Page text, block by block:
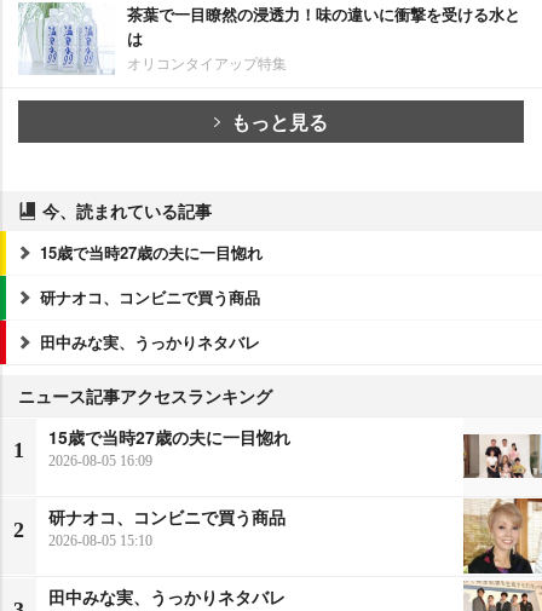
茶葉で一目瞭然の浸透力！味の違いに衝撃を受ける水と
は
オリコンタイアップ特集
もっと見る
今、読まれている記事
15歳で当時27歳の夫に一目惚れ
研ナオコ、コンビニで買う商品
田中みな実、うっかりネタバレ
ニュース記事アクセスランキング
1
15歳で当時27歳の夫に一目惚れ
2026-08-05 16:09
2
研ナオコ、コンビニで買う商品
2026-08-05 15:10
田中みな実、うっかりネタバレ